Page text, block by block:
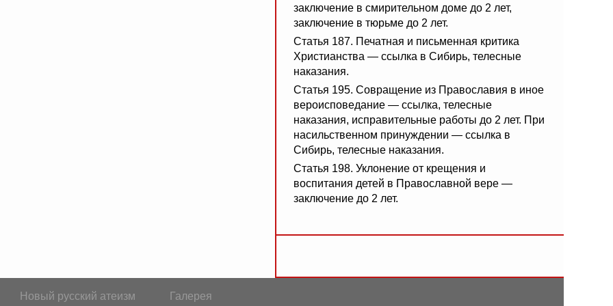
заключение в смирительном доме до 2 лет,
заключение в тюрьме до 2 лет.
Статья 187. Печатная и письменная критика
Христианства — ссылка в Сибирь, телесные
наказания.
Статья 195. Совращение из Православия в иное
вероисповедание — ссылка, телесные
наказания, исправительные работы до 2 лет. При
насильственном принуждении — ссылка в
Сибирь, телесные наказания.
Статья 198. Уклонение от крещения и
воспитания детей в Православной вере —
заключение до 2 лет.
Новый русский атеизм
Галерея